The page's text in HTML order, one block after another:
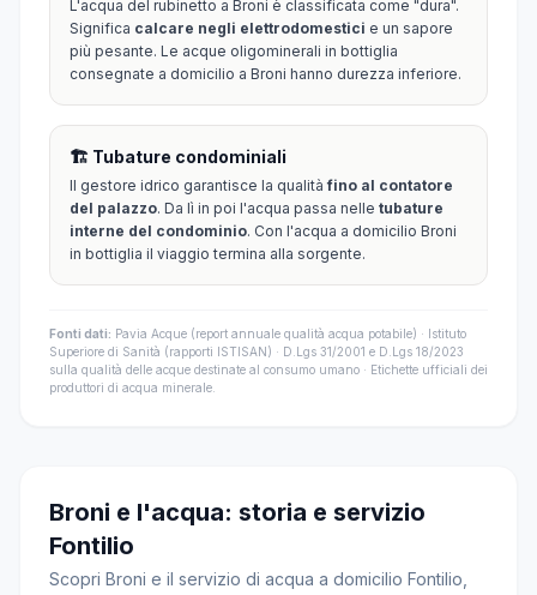
L'acqua del rubinetto a Broni è classificata come "dura".
Significa calcare negli elettrodomestici e un sapore
più pesante. Le acque oligominerali in bottiglia
consegnate a domicilio a Broni hanno durezza inferiore.
🏗️ Tubature condominiali
Il gestore idrico garantisce la qualitàfino al contatore
del palazzo. Da lì in poi l'acqua passa nelle tubature
interne del condominio. Con l'acqua a domicilio Broni
in bottiglia il viaggio termina alla sorgente.
Fonti dati: Pavia Acque (report annuale qualità acqua potabile) · Istituto
Superiore di Sanità (rapporti ISTISAN) · D.Lgs 31/2001 e D.Lgs 18/2023
sulla qualità delle acque destinate al consumo umano · Etichette ufficiali dei
produttori di acqua minerale.
Broni e l'acqua: storia e servizio
Fontilio
Scopri Broni e il servizio di acqua a domicilio Fontilio,